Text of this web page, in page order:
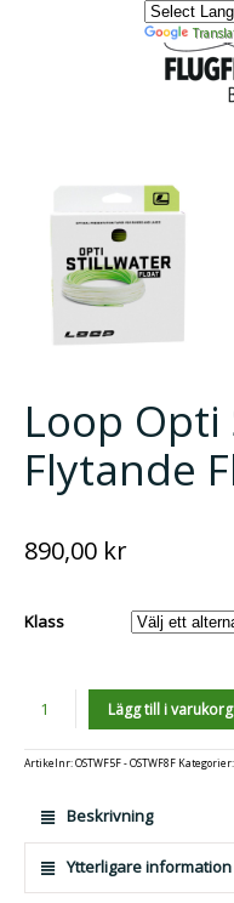
Loop Opti
Flytande
890,00 kr
Klass
Antal Lägg till i varukorg
Artikelnr:OSTWF5F - OSTWF8F Kategorier:
Beskrivning
Ytterligare information